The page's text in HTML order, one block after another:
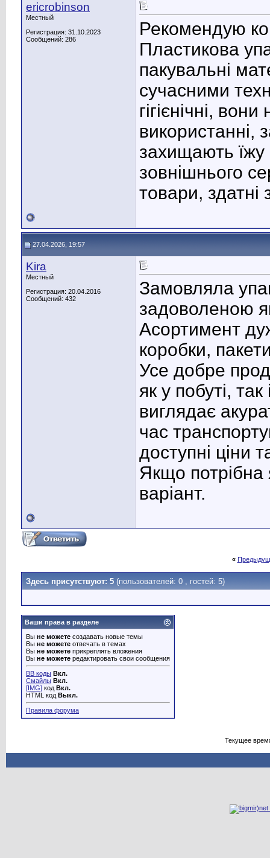
ericrobinson
Местный
Регистрация: 31.10.2023
Сообщений: 286
Рекомендую
Пластикова
пакувальні
сучасними
гігієнічні,
використанні,
захищають їжу
зовнішнього
товари, здатні
27.04.2026, 19:57
Kira
Местный
Регистрация: 20.04.2016
Сообщений: 432
Замовляла
задоволеною
Асортимент
коробки,
Усе добре
як у побуті,
виглядає
час
доступні ціни
Якщо
варіант.
«
Здесь присутствуют: 5 (пользователей: 0 , гостей: 5)
Ваши права в разделе
Вы не можете создавать новые темы
Вы не можете отвечать в темах
Вы не можете прикреплять вложения
Вы не можете редактировать свои сообщения
BB коды Вкл.
Смайлы Вкл.
[IMG] код Вкл.
HTML код Выкл.
Правила форума
Текущее